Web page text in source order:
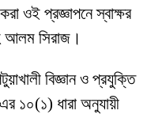
ওই প্রজ্ঞাপনে স্বাক্ষর
আলম সিরাজ।
বিজ্ঞান ও প্রযুক্তি
১০(১) ধারা অনুযায়ী